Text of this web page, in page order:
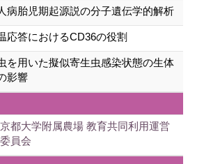
病胎児期起源説の分子遺伝学的解析
応答におけるCD36の役割
を用いた擬似寄生虫感染状態の生体
影響
京都大学附属農場 教育共同利用運営
委員会